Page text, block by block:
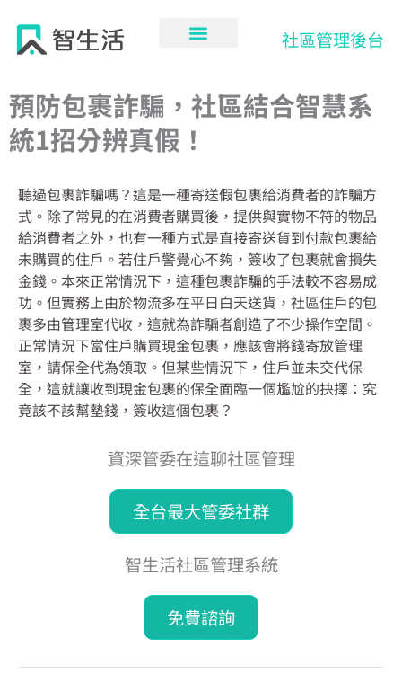
內
容
社區管理後台
預防包裹詐騙，社區結合智慧系
統1招分辨真假！
聽過包裹詐騙嗎？這是一種寄送假包裹給消費者的詐騙方
式。除了常見的在消費者購買後，提供與實物不符的物品
給消費者之外，也有一種方式是直接寄送貨到付款包裹給
未購買的住戶。若住戶警覺心不夠，簽收了包裹就會損失
金錢。本來正常情況下，這種包裹詐騙的手法較不容易成
功。但實務上由於物流多在平日白天送貨，社區住戶的包
裹多由管理室代收，這就為詐騙者創造了不少操作空間。
正常情況下當住戶購買現金包裹，應該會將錢寄放管理
室，請保全代為領取。但某些情況下，住戶並未交代保
全，這就讓收到現金包裹的保全面臨一個尷尬的抉擇：究
竟該不該幫墊錢，簽收這個包裹？
資深管委在這聊社區管理
全台最大管委社群
智生活社區管理系統
免費諮詢